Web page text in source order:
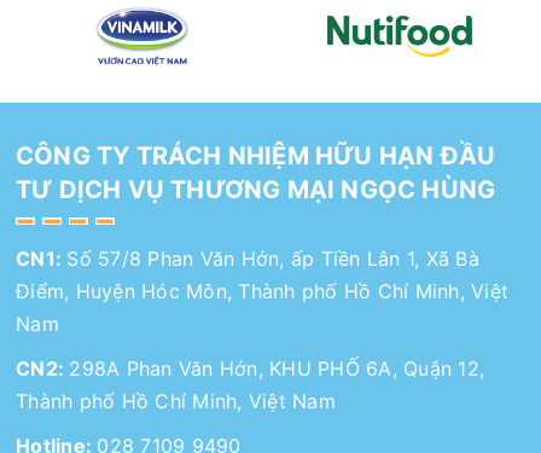
CÔNG TY TRÁCH NHIỆM HỮU HẠN ĐẦU
TƯ DỊCH VỤ THƯƠNG MẠI NGỌC HÙNG
CN1: Số 57/8 Phan Văn Hớn, ấp Tiền Lân 1, Xã Bà
Điểm, Huyện Hóc Môn, Thành phố Hồ Chí Minh, Việt
Nam
CN2: 298A Phan Văn Hớn, KHU PHỐ 6A, Quận 12,
Thành phố Hồ Chí Minh, Việt Nam
Hotline: 028 7109 9490